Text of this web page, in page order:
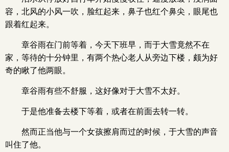
容，北风的小风一吹，脸红起来，鼻子也红个鼻尖，眼尾也
跟着红起来。
章谷雨在门前等着，今天下班早，而于大雪竟然不在
家，等待的十分钟里，有两个热心老人从旁边下楼，颇为好
奇的瞅了他两眼。
章谷雨有些不舒服，这好像对于大雪不太好。
于是他准备去楼下等着，或者在前面去转一转。
然而正当他与一个女孩擦肩而过的时候，于大雪的声音
叫住了他。